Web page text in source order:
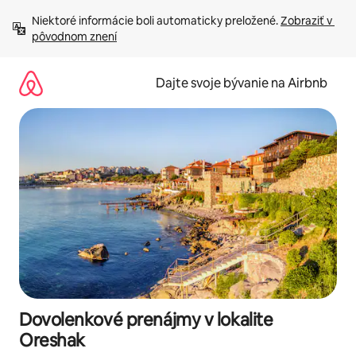
obsah.
Niektoré informácie boli automaticky preložené. Zobraziť v
pôvodnom znení
Dajte svoje bývanie na Airbnb
Dovolenkové prenájmy v lokalite
Oreshak